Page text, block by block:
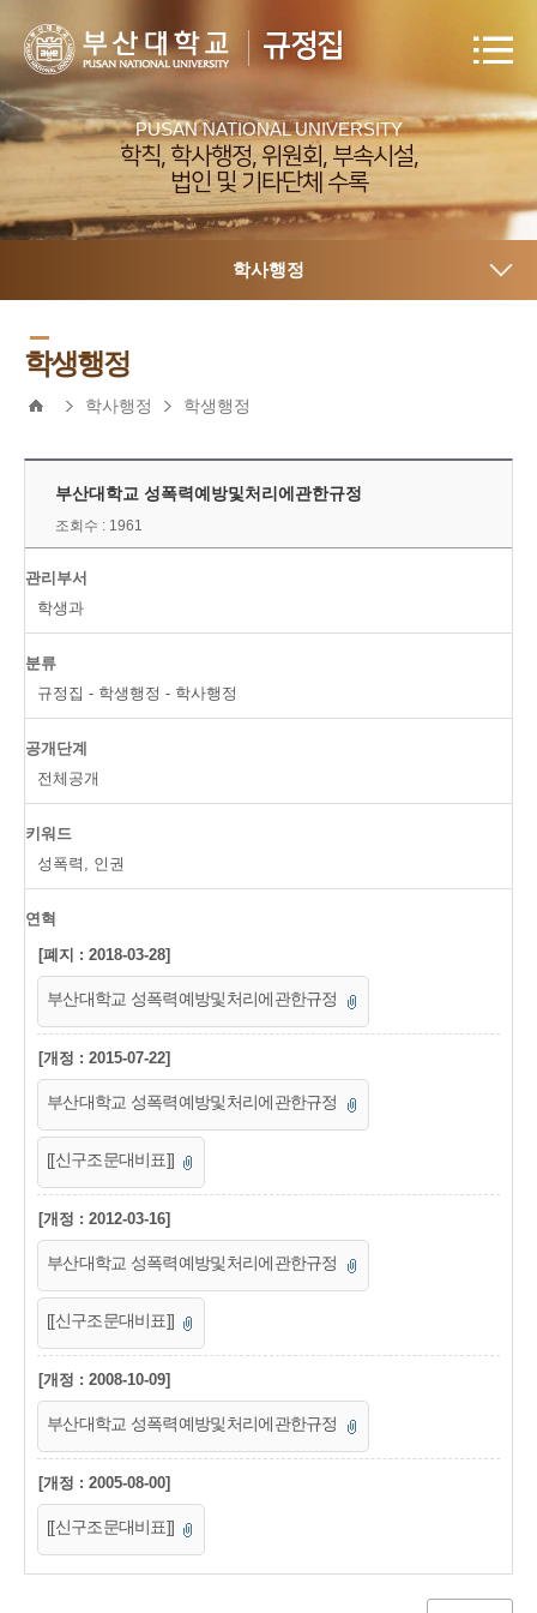
규정집
PUSAN NATIONAL UNIVERSITY
학칙, 학사행정, 위원회, 부속시설,
법인 및 기타단체 수록
학사행정
학생행정
학사행정 학생행정
부산대학교 성폭력예방및처리에관한규정
조회수 : 1961
관리부서
학생과
분류
규정집 - 학생행정 - 학사행정
공개단계
전체공개
키워드
성폭력, 인권
연혁
[폐지 : 2018-03-28]
부산대학교 성폭력예방및처리에관한규정
[개정 : 2015-07-22]
부산대학교 성폭력예방및처리에관한규정
[[신구조문대비표]]
[개정 : 2012-03-16]
부산대학교 성폭력예방및처리에관한규정
[[신구조문대비표]]
[개정 : 2008-10-09]
부산대학교 성폭력예방및처리에관한규정
[개정 : 2005-08-00]
[[신구조문대비표]]